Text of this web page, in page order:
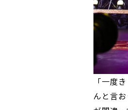
「一度
んと言